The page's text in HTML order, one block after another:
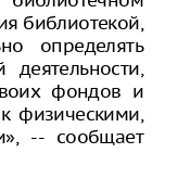
библиотекой,
определять
фондов и
физическими,
-- сообщает